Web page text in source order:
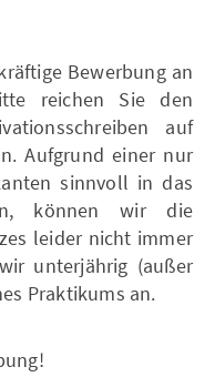
Bewerbung an
reichen Sie den
auf
Aufgrund einer nur
sinnvoll in das
können wir die
leider nicht immer
unterjährig (außer
Praktikums an.